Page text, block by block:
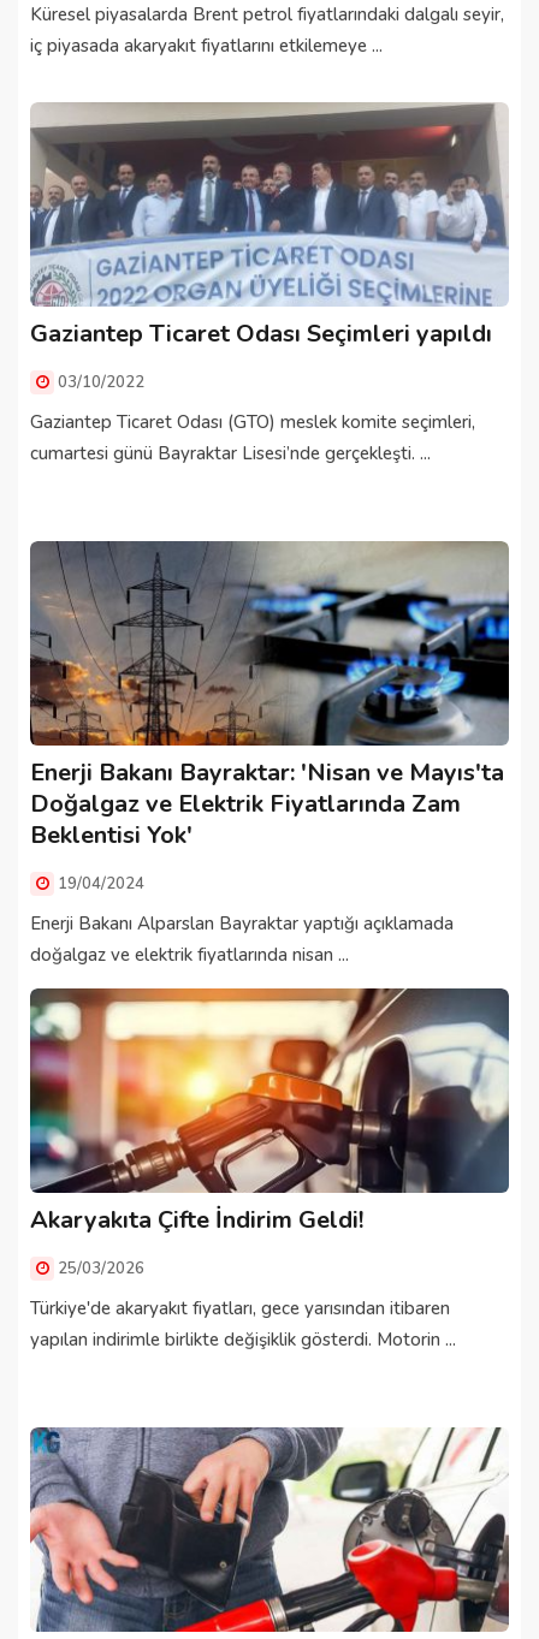
Küresel piyasalarda Brent petrol fiyatlarındaki dalgalı seyir,
iç piyasada akaryakıt fiyatlarını etkilemeye ...
Gaziantep Ticaret Odası Seçimleri yapıldı
03/10/2022
Gaziantep Ticaret Odası (GTO) meslek komite seçimleri,
cumartesi günü Bayraktar Lisesi’nde gerçekleşti. ...
Enerji Bakanı Bayraktar: 'Nisan ve Mayıs'ta
Doğalgaz ve Elektrik Fiyatlarında Zam
Beklentisi Yok'
19/04/2024
Enerji Bakanı Alparslan Bayraktar yaptığı açıklamada
doğalgaz ve elektrik fiyatlarında nisan ...
Akaryakıta Çifte İndirim Geldi!
25/03/2026
Türkiye'de akaryakıt fiyatları, gece yarısından itibaren
yapılan indirimle birlikte değişiklik gösterdi. Motorin ...